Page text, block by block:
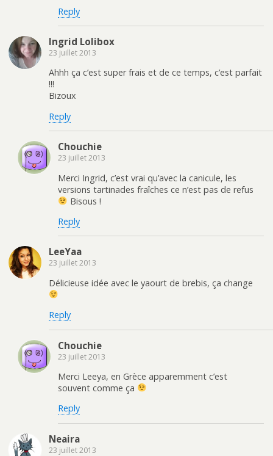
Reply
Ingrid Lolibox
23 juillet 2013
Ahhh ça c’est super frais et de ce temps, c’est parfait
!!!
Bizoux
Reply
Chouchie
23 juillet 2013
Merci Ingrid, c’est vrai qu’avec la canicule, les
versions tartinades fraîches ce n’est pas de refus
Bisous !
Reply
LeeYaa
23 juillet 2013
Délicieuse idée avec le yaourt de brebis, ça change
Reply
Chouchie
23 juillet 2013
Merci Leeya, en Grèce apparemment c’est
souvent comme ça
Reply
Neaira
23 juillet 2013